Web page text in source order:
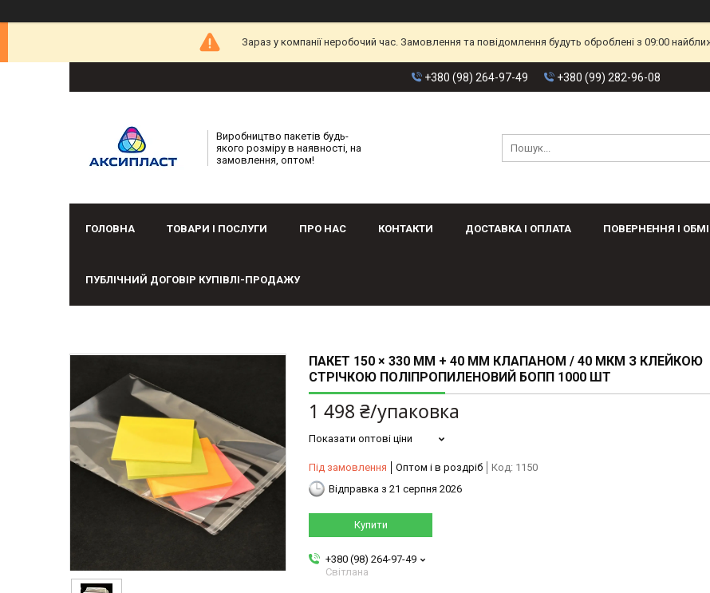
Зараз у компанії неробочий час. Замовлення та повідомлення будуть оброблені з 09:00
+380 (98) 264-97-49 +380 (99) 282-96-08
Виробництво пакетів будь-
якого розміру в наявності, на
замовлення, оптом!
ГОЛОВНА ТОВАРИ І ПОСЛУГИ ПРО НАС КОНТАКТИ ДОСТАВКА І ОПЛАТА ПОВЕРНЕННЯ І
ПУБЛІЧНИЙ ДОГОВІР КУПІВЛІ-ПРОДАЖУ
ПАКЕТ 150 × 330 ММ + 40 ММ КЛАПАНОМ / 40 МКМ З КЛЕЙКОЮ
СТРІЧКОЮ ПОЛІПРОПИЛЕНОВИЙ БОПП 1000 ШТ
1 498 ₴/упаковка
Показати оптові ціни
Під замовлення Оптом і в роздріб Код: 1150
Відправка з 21 серпня 2026
Купити
+380 (98) 264-97-49
Світлана